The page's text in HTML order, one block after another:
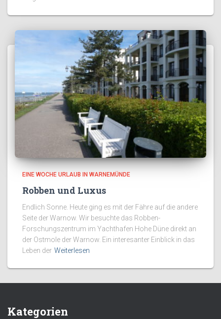
EINE WOCHE URLAUB IN WARNEMÜNDE
Robben und Luxus
Endlich Sonne. Heute ging es mit der Fähre auf die andere
Seite der Warnow. Wir besuchte das Robben-
Forschungszentrum im Yachthafen Hohe Düne direkt an
der Ost­mole der Warnow. Ein interesanter Einblick in das
Leben der Weiterlesen
Kategorien